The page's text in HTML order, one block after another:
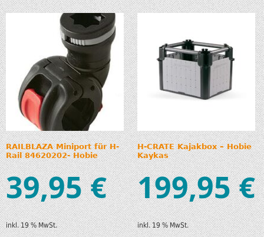
RAILBLAZA Miniport für H-
Rail 84620202- Hobie
39,95€
inkl. 19 % MwSt.
H-CRATE Kajakbox – Hobie
Kaykas
199,95€
inkl. 19 % MwSt.